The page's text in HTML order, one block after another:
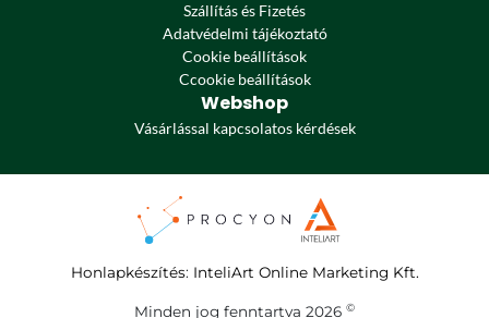
Szállítás és Fizetés
Adatvédelmi tájékoztató
Cookie beállítások
Ccookie beállítások
Webshop
Vásárlással kapcsolatos kérdések
Honlapkészítés: InteliArt Online Marketing Kft.
Minden jog fenntartva 2026 ©